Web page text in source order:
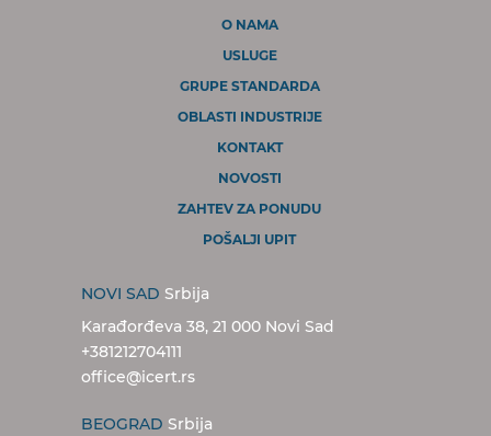
O NAMA
USLUGE
GRUPE STANDARDA
OBLASTI INDUSTRIJE
KONTAKT
NOVOSTI
ZAHTEV ZA PONUDU
POŠALJI UPIT
NOVI SAD Srbija
Karađorđeva 38, 21 000 Novi Sad
+381212704111
office@icert.rs
BEOGRAD Srbija